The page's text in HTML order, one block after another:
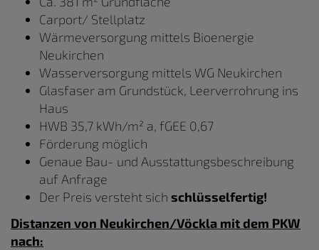
Carport/ Stellplatz
Wärmeversorgung mittels Bioenergie
Neukirchen
Wasserversorgung mittels WG Neukirchen
Glasfaser am Grundstück, Leerverrohrung ins
Haus
HWB 35,7 kWh/m² a, fGEE 0,67
Förderung möglich
Genaue Bau- und Ausstattungsbeschreibung
auf Anfrage
Der Preis versteht sich schlüsselfertig!
Distanzen von Neukirchen/Vöckla mit dem PKW
nach: